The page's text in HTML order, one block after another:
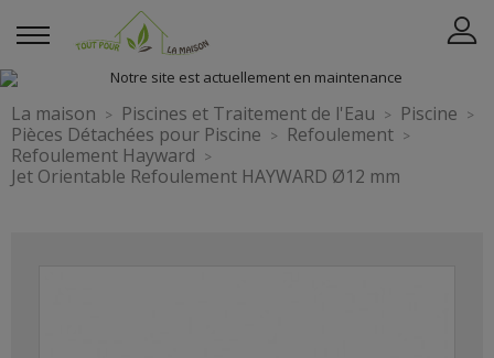
La maison Piscines et Traitement de l'Eau
Piscine
Pièces Détachées pour Piscine
Refoulement
Refoulement Hayward
Jet Orientable Refoulement HAYWARD Ø12 mm